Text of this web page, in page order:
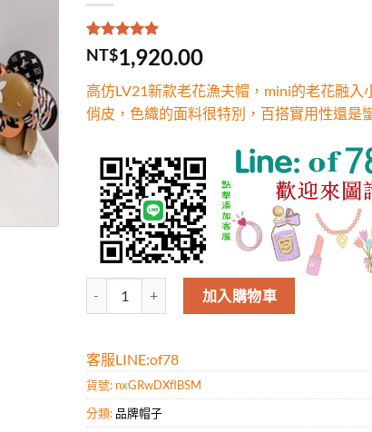
評分5.00/
5，已有
1
位
分
NT$1,920.00
高仿LV21新款老花漁夫帽，mini的老花融入
俏皮，色織的面料很特別，百搭實用性還是
高仿LV21新款老花漁夫帽，mini的老花融入小小
加入購物車
客服LINE:of78
貨號: nxGRwDXfIBSM
分類: 品牌帽子